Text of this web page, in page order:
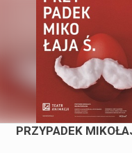
ODYSEJA